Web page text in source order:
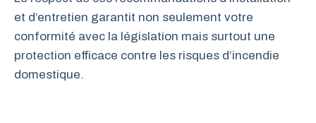
et d’entretien garantit non seulement votre
conformité avec la législation mais surtout une
protection efficace contre les risques d’incendie
domestique.